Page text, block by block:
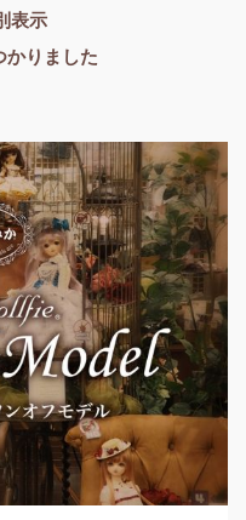
表示
かりました